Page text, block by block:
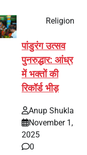
Religion
पांडुरंग उत्सव
पुनरुद्धार: आंध्र
में भक्तों की
रिकॉर्ड भीड़
Anup Shukla
November 1,
2025
0